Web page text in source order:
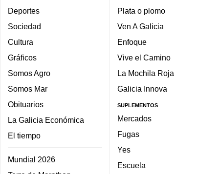
Deportes
Sociedad
Cultura
Gráficos
Somos Agro
Somos Mar
Obituarios
La Galicia Económica
El tiempo
Mundial 2026
Plata o plomo
Ven A Galicia
Enfoque
Vive el Camino
La Mochila Roja
Galicia Innova
SUPLEMENTOS
Mercados
Fugas
Yes
Escuela